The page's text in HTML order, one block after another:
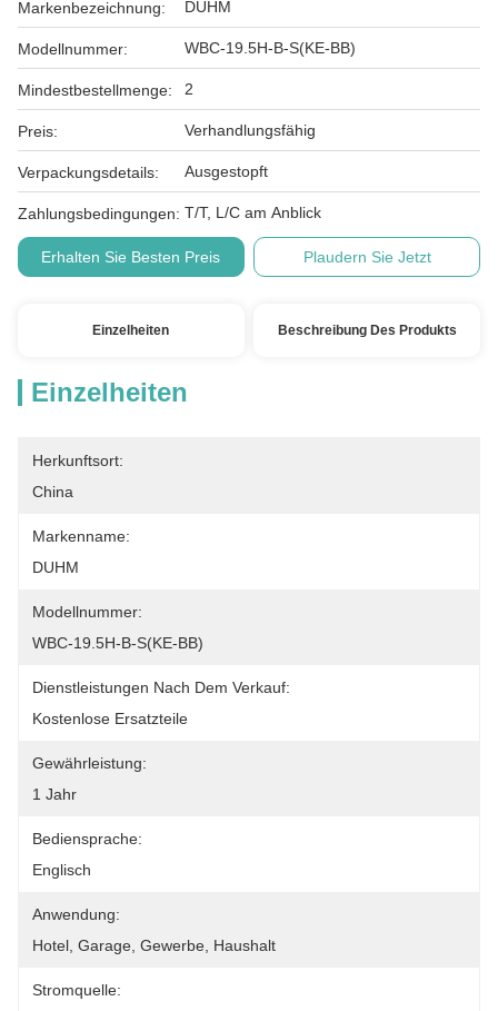
Markenbezeichnung: DUHM
Modellnummer: WBC-19.5H-B-S(KE-BB)
Mindestbestellmenge: 2
Preis: Verhandlungsfähig
Verpackungsdetails: Ausgestopft
Zahlungsbedingungen: T/T, L/C am Anblick
Erhalten Sie Besten Preis Plaudern Sie Jetzt
Einzelheiten Beschreibung Des Produkts
Einzelheiten
Herkunftsort:
China
Markenname:
DUHM
Modellnummer:
WBC-19.5H-B-S(KE-BB)
Dienstleistungen Nach Dem Verkauf:
Kostenlose Ersatzteile
Gewährleistung:
1 Jahr
Bediensprache:
Englisch
Anwendung:
Hotel, Garage, Gewerbe, Haushalt
Stromquelle: